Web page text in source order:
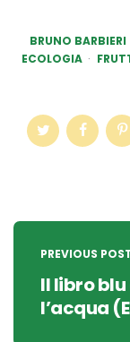
BRUNO BARBIERI
ECOLOGIA
Post
PREVIOUS
Il libro
l’acqua